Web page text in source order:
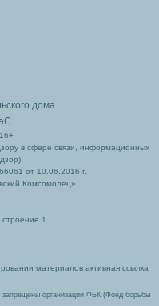
дома
в сфере связи, информационных
от 10.06.2016 г.
Комсомолец»
1.
материалов активная ссылка
организации ФБК (Фонд борьбы